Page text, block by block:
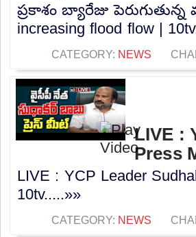
ప్రకాశం బ్యారేజు
increasing flood flow |
CATEGORY: NEWS
LIVE :
Press
LIVE : YCP Leader
10tv.....»»
CATEGORY: NEWS